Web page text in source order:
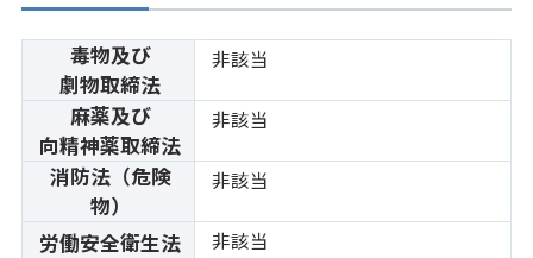
毒物及び
劇物取締法
非該当
麻薬及び
向精神薬取締法
非該当
消防法（危険
物）
非該当
労働安全衛生法 非該当